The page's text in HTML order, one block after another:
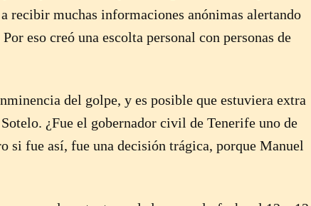
recibir muchas informaciones anónimas alertando
eso creó una escolta personal con personas de
del golpe, y es posible que estuviera extra
¿Fue el gobernador civil de Tenerife uno de
si fue así, fue una decisión trágica, porque Manuel